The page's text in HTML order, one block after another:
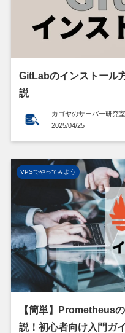
GitLabのインストール
説
カゴヤのサーバー研究
2025/04/25
VPSでやってみよう
【簡単】Prometheus
説！初心者向け入門ガ